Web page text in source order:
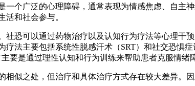
个广泛的心理障碍，通常表现为情感焦虑、自主
活和社会参与。
恐可以通过药物治疗以及认知行为疗法等心理干
法主要包括系统性脱感汗术（SRT）和社交恐惧
要是通过理性认知和行为训练来帮助患者克服情绪
相似之处，但治疗和具体治疗方式存在较大差异。